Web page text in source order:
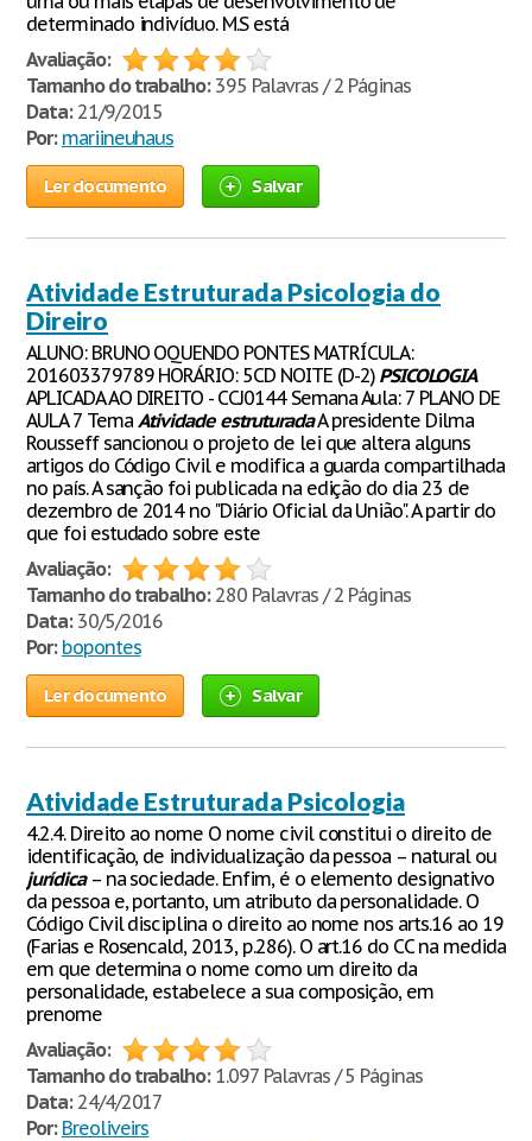
determinado indivíduo. M.S está
Avaliação:
Tamanho do trabalho:395 Palavras / 2 Páginas
Data:21/9/2015
Por: mariineuhaus
Ler documento Salvar
Atividade Estruturada Psicologia do
Direiro
ALUNO: BRUNO OQUENDO PONTES MATRÍCULA:
201603379789 HORÁRIO: 5CD NOITE (D-2) PSICOLOGIA
APLICADA AO DIREITO - CCJ0144 Semana Aula: 7 PLANO DE
AULA 7 Tema Atividade estruturadaA presidente Dilma
Rousseff sancionou o projeto de lei que altera alguns
artigos do Código Civil e modifica a guarda compartilhada
no país. A sanção foi publicada na edição do dia 23 de
dezembro de 2014 no "Diário Oficial da União". A partir do
que foi estudado sobre este
Avaliação:
Tamanho do trabalho:280 Palavras / 2 Páginas
Data:30/5/2016
Por: bopontes
Ler documento Salvar
Atividade Estruturada Psicologia
4.2.4. Direito ao nome O nome civil constitui o direito de
identificação, de individualização da pessoa – natural ou
jurídica– na sociedade. Enfim, é o elemento designativo
da pessoa e, portanto, um atributo da personalidade. O
Código Civil disciplina o direito ao nome nos arts.16 ao 19
(Farias e Rosencald, 2013, p.286). O art.16 do CC na medida
em que determina o nome como um direito da
personalidade, estabelece a sua composição, em
prenome
Avaliação:
Tamanho do trabalho:1.097 Palavras / 5 Páginas
Data:24/4/2017
Por: Breoliveirs